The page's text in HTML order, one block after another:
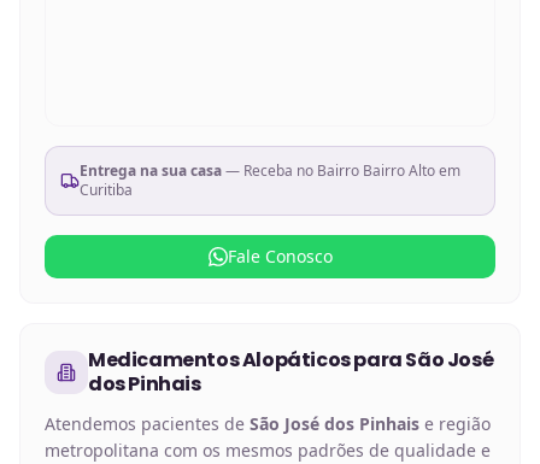
Entrega na sua casa— Receba no Bairro Bairro Alto em
Curitiba
Fale Conosco
Medicamentos AlopáticosparaSão José
dos Pinhais
Atendemos pacientes de São José dos Pinhais e região
metropolitana com os mesmos padrões de qualidade e